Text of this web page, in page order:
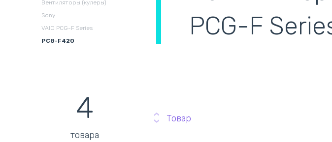
охлаждения в сборе
Вентиляторы (кулеры)
Sony
VAIO PCG-F Series
PCG-F420
PCG-F
4
товара
Товар